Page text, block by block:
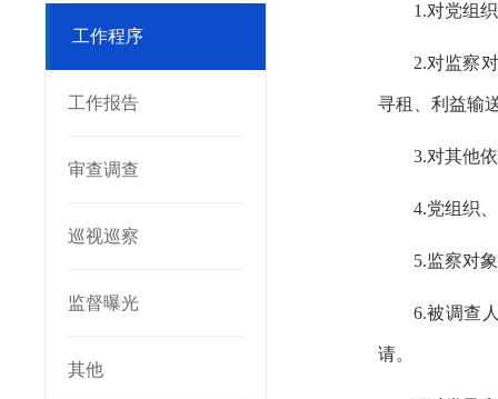
工作程序
工作报告
审查调查
巡视巡察
监督曝光
其他
1.对党组
2.对监察
寻租、利益输
3.对其他
4.党组织
5.监察对
6.被调查
请。